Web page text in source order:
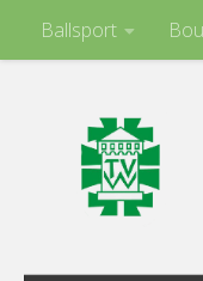
Zum Inhalt
Ballsport